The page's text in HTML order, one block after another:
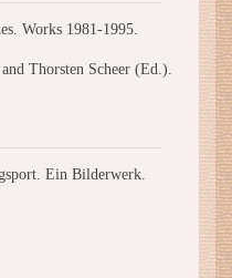
Works 1981-1995.
Thorsten Scheer (Ed.).
Ein Bilderwerk.